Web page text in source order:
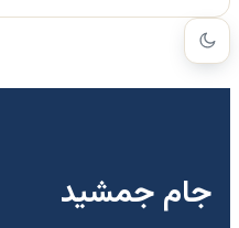
جام جمشید